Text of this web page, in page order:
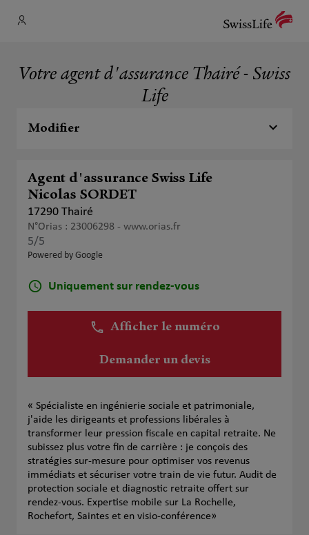
Votre agent d'assurance Thairé - Swiss
Life
Modifier
Agent d'assurance Swiss Life
Nicolas SORDET
17290 Thairé
N°Orias : 23006298 - www.orias.fr
5/5
Powered by Google
Uniquement sur rendez-vous
Afficher le numéro
Demander un devis
« Spécialiste en ingénierie sociale et patrimoniale,
j'aide les dirigeants et professions libérales à
transformer leur pression fiscale en capital retraite. Ne
subissez plus votre fin de carrière : je conçois des
stratégies sur-mesure pour optimiser vos revenus
immédiats et sécuriser votre train de vie futur. Audit de
protection sociale et diagnostic retraite offert sur
rendez-vous. Expertise mobile sur La Rochelle,
Rochefort, Saintes et en visio-conférence»